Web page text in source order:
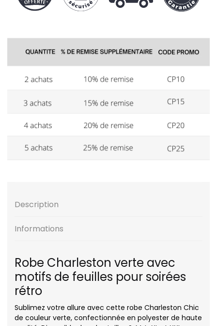
Description
Informations
Robe Charleston verte avec
motifs de feuilles pour soirées
rétro
Sublimez votre allure avec cette robe Charleston Chic
de couleur verte, confectionnée en polyester de haute